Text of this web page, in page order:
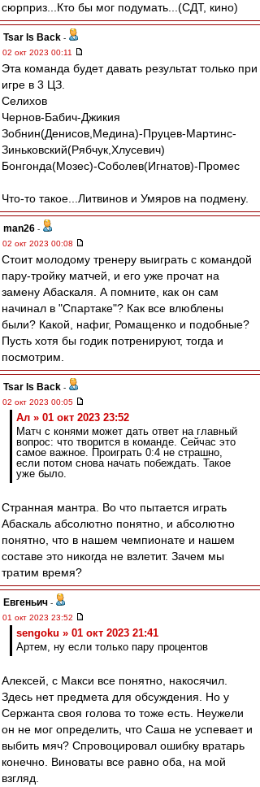
сюрприз...Кто бы мог подумать...(СДТ, кино)
Tsar Is Back -
02 окт 2023 00:11
Эта команда будет давать результат только при
игре в 3 ЦЗ.
Селихов
Чернов-Бабич-Джикия
Зобнин(Денисов,Медина)-Пруцев-Мартинс-
Зиньковский(Рябчук,Хлусевич)
Бонгонда(Мозес)-Соболев(Игнатов)-Промес
Что-то такое...Литвинов и Умяров на подмену.
man26 -
02 окт 2023 00:08
Стоит молодому тренеру выиграть с командой
пару-тройку матчей, и его уже прочат на
замену Абаскаля. А помните, как он сам
начинал в "Спартаке"? Как все влюблены
были? Какой, нафиг, Ромащенко и подобные?
Пусть хотя бы годик потренируют, тогда и
посмотрим.
Tsar Is Back -
02 окт 2023 00:05
Ал » 01 окт 2023 23:52
Матч с конями может дать ответ на главный
вопрос: что творится в команде. Сейчас это
самое важное. Проиграть 0:4 не страшно,
если потом снова начать побеждать. Такое
уже было.
Странная мантра. Во что пытается играть
Абаскаль абсолютно понятно, и абсолютно
понятно, что в нашем чемпионате и нашем
составе это никогда не взлетит. Зачем мы
тратим время?
Евгеньич -
01 окт 2023 23:52
sengoku » 01 окт 2023 21:41
Артем, ну если только пару процентов
Алексей, с Макси все понятно, накосячил.
Здесь нет предмета для обсуждения. Но у
Сержанта своя голова то тоже есть. Неужели
он не мог определить, что Саша не успевает и
выбить мяч? Спровоцировал ошибку вратарь
конечно. Виноваты все равно оба, на мой
взгляд.